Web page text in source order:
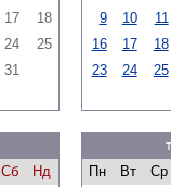
17
18
24
25
31
9 10
11
16
17
18
23
24 25
Сб
Нд
Пн
Вт Ср